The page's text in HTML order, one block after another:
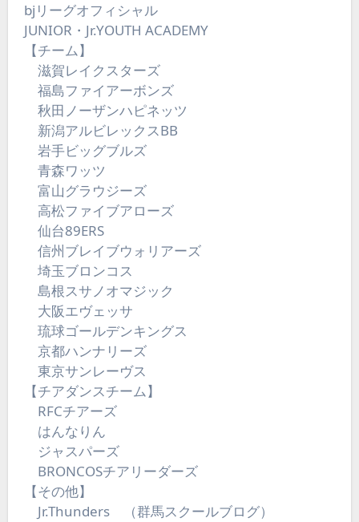
bjリーグオフィシャル
JUNIOR・Jr.YOUTH ACADEMY
【チーム】
滋賀レイクスターズ
福島ファイアーボンズ
秋田ノーザンハピネッツ
新潟アルビレックスBB
岩手ビッグブルズ
青森ワッツ
富山グラウジーズ
高松ファイブアローズ
仙台89ERS
信州ブレイブウォリアーズ
埼玉ブロンコス
島根スサノオマジック
大阪エヴェッサ
琉球ゴールデンキングス
京都ハンナリーズ
東京サンレーヴス
【チアダンスチーム】
RFCチアーズ
はんなりん
ジャスパーズ
BRONCOSチアリーダーズ
【その他】
Jr.Thunders （群馬スクールブログ）